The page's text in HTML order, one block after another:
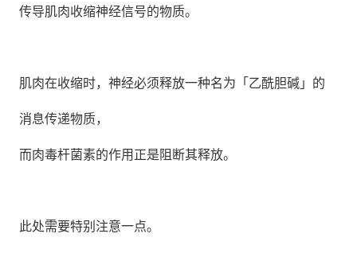
传导肌肉收缩神经信号的物质。
肌肉在收缩时，神经必须释放一种名为「乙酰胆碱」的
消息传递物质，
而肉毒杆菌素的作用正是阻断其释放。
此处需要特别注意一点。